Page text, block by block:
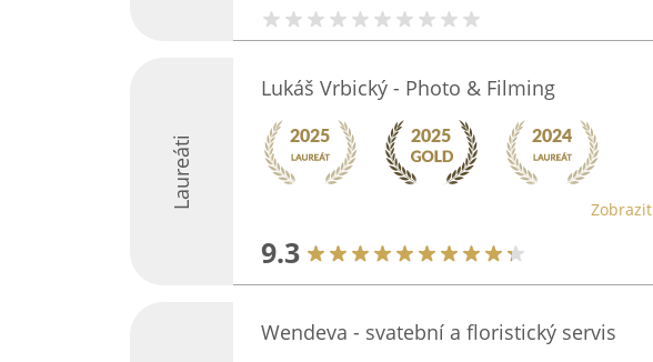
Laureáti
Lukáš Vrbický - Photo & Filming
9.3
Wendeva - svatební a floristický servis